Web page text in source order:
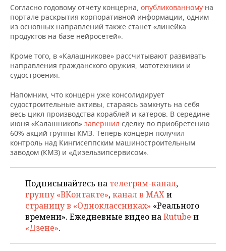
КОМУ ПРИНАДЛЕЖАТ
ТОРГОВЫЕ ЦЕНТРЫ
ТАТАРСТАНА
БЮДЖЕТ
ИНВЕСТИЦИИ
МАШИНОСТРОЕНИЕ
НЕФТЕХИМИЯ
НЕФТЬ
ЭНЕРГЕТИКА
НОВОСТИ АВТО
БИЗНЕС
НОВОСТИ БИЗНЕСА
РОЗНИЧНАЯ ТОРГОВЛЯ
ТРАНСПОРТ
УСЛУГИ
ТЕХНОЛОГИИ
НОВОСТИ ТЕХНОЛОГИЙ
IT
МЕДИА
ТЕЛЕКОММУНИКАЦИИ
МЕРОПРИЯТИЯ
НОВОСТИ МЕРОПРИЯТИЙ
ВЫЕЗДНАЯ РЕДАКЦИЯ
БИЗНЕС-БРАНЧИ
ONLINE-КОНФЕРЕНЦИИ
СПОРТ
НОВОСТИ СПОРТА
ФУТБОЛ
ХОККЕЙ
ВОЛЕЙБОЛ
КИБЕРСПОРТ
ФИГУРНОЕ КАТАНИЕ
ОБЩЕСТВО
НОВОСТИ ОБЩЕСТВА
ВЛАСТЬ
ИСТОРИЯ
КУЛЬТУРА
МЕДИЦИНА
ФОТОГАЛЕРЕЯ
СЮЖЕТЫ
СПИСОК ПЕРСОН
СПИСОК КОМПАНИЙ
ПОЛНАЯ ВЕРСИЯ
Согласно годовому отчету концерна, опубликованному на
портале раскрытия корпоративной информации, одним
из основных направлений также станет «линейка
продуктов на базе нейросетей».
Кроме того, в «Калашникове» рассчитывают развивать
направления гражданского оружия, мототехники и
судостроения.
Напомним, что концерн уже консолидирует
судостроительные активы, стараясь замкнуть на себя
весь цикл производства кораблей и катеров. В середине
июня «Калашников» завершил сделку по приобретению
60% акций группы КМЗ. Теперь концерн получил
контроль над Кингисеппским машиностроительным
заводом (КМЗ) и «Дизельзипсервисом».
Подписывайтесь на телеграм-канал,
группу «ВКонтакте»,канал в MAXи
страницу в «Одноклассниках» «Реального
времени». Ежедневные видео наRutube и
«Дзене».